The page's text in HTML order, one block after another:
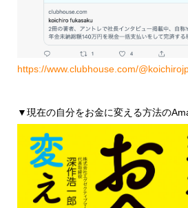
https://www.clubhouse.com/
▼現在の自分をお金に変える方法の